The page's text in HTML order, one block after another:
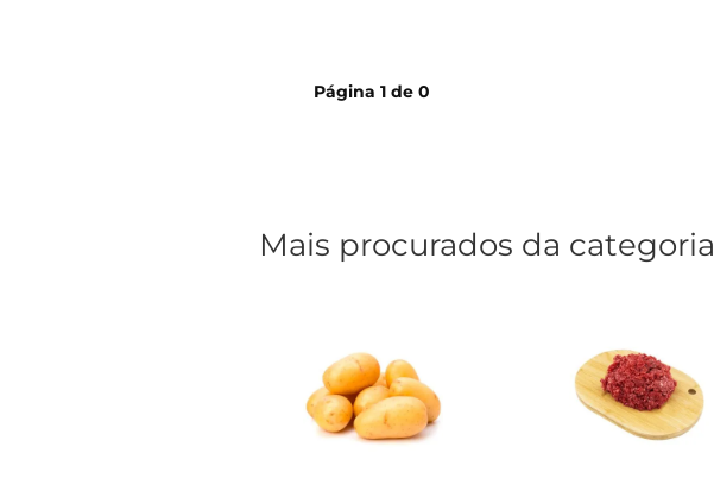
Página 1 de 0
Mais procurados da categoria